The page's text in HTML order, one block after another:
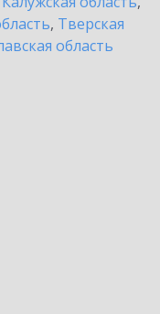
, Тверская
область